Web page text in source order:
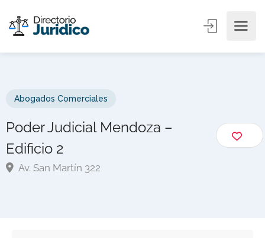
Abogados Comerciales
Poder Judicial Mendoza –
Edificio 2
Av. San Martín 322